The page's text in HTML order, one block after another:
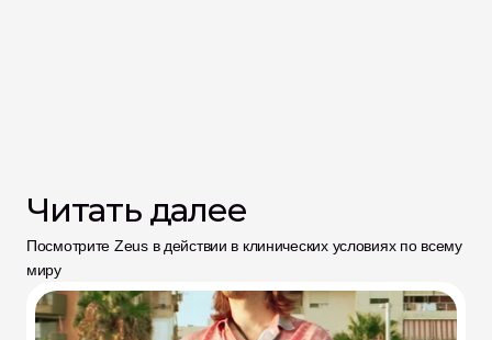
Читать далее
Посмотрите Zeus в действии в клинических условиях по всему
миру